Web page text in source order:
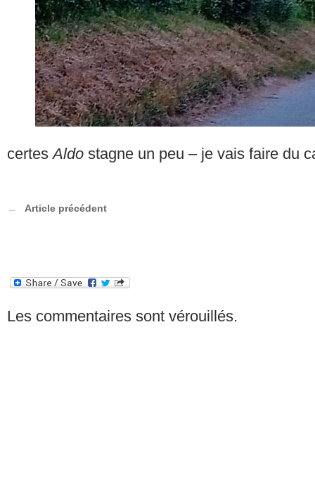
certesAldo stagne un peu – je vais faire du
Article précédent
Les commentaires sont vérouillés.